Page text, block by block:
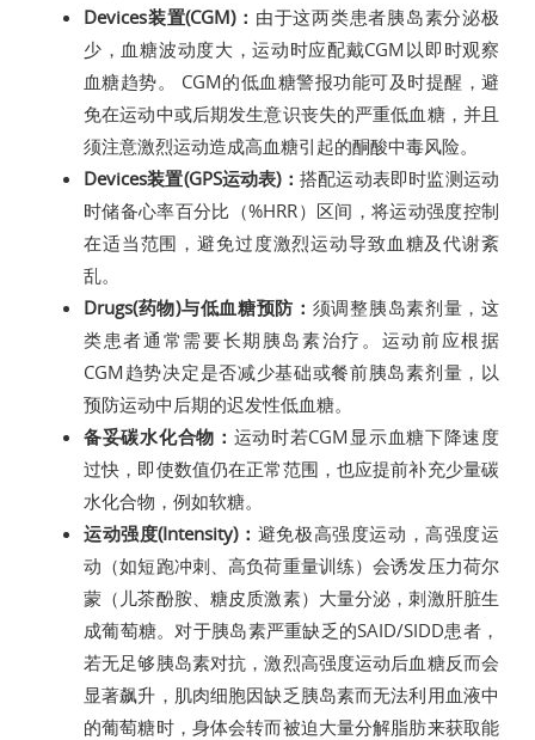
Devices装置(CGM)： 由于这两类患者胰岛素分泌极
少，血糖波动度大，运动时应配戴CGM以即时观察
血糖趋势。 CGM的低血糖警报功能可及时提醒，避
免在运动中或后期发生意识丧失的严重低血糖，并且
须注意激烈运动造成高血糖引起的酮酸中毒风险。
Devices装置(GPS运动表)： 搭配运动表即时监测运动
时储备心率百分比（%HRR）区间，将运动强度控制
在适当范围，避免过度激烈运动导致血糖及代谢紊
乱。
Drugs(药物)与低血糖预防： 须调整胰岛素剂量，这
类患者通常需要长期胰岛素治疗。运动前应根据
CGM趋势决定是否减少基础或餐前胰岛素剂量，以
预防运动中后期的迟发性低血糖。
备妥碳水化合物： 运动时若CGM显示血糖下降速度
过快，即使数值仍在正常范围，也应提前补充少量碳
水化合物，例如软糖。
运动强度(Intensity)： 避免极高强度运动，高强度运
动（如短跑冲刺、高负荷重量训练）会诱发压力荷尔
蒙（儿茶酚胺、糖皮质激素）大量分泌，刺激肝脏生
成葡萄糖。对于胰岛素严重缺乏的SAID/SIDD患者，
若无足够胰岛素对抗，激烈高强度运动后血糖反而会
显著飙升，肌肉细胞因缺乏胰岛素而无法利用血液中
的葡萄糖时，身体会转而被迫大量分解脂肪来获取能